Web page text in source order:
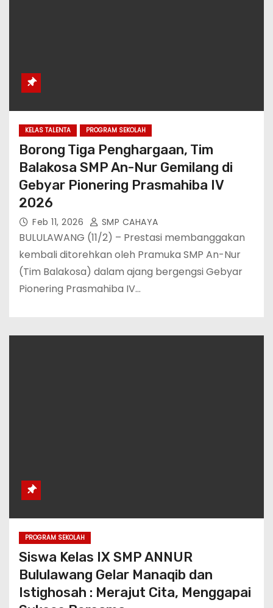
KELAS TALENTA PROGRAM SEKOLAH
Borong Tiga Penghargaan, Tim
Balakosa SMP An-Nur Gemilang di
Gebyar Pionering Prasmahiba IV
2026
Feb 11, 2026 SMP CAHAYA
BULULAWANG (11/2) – Prestasi membanggakan
kembali ditorehkan oleh Pramuka SMP An-Nur
(Tim Balakosa) dalam ajang bergengsi Gebyar
Pionering Prasmahiba IV…
PROGRAM SEKOLAH
Siswa Kelas IX SMP ANNUR
Bululawang Gelar Manaqib dan
Istighosah : Merajut Cita, Menggapai